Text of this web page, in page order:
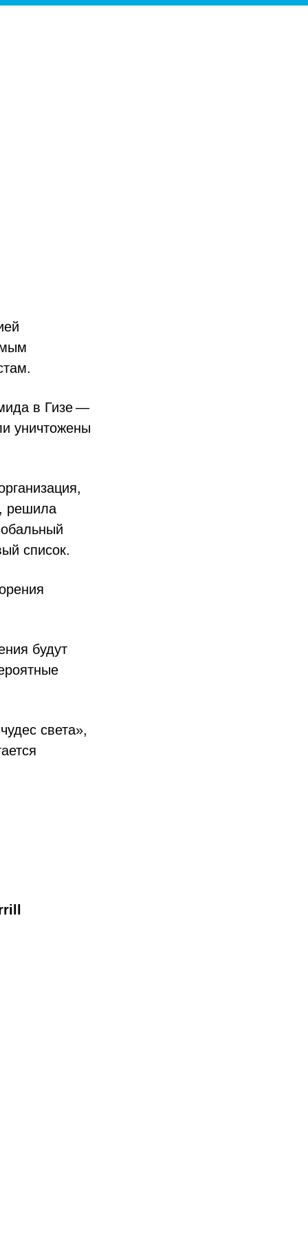
в Гизе —
уничтожены
решила
список.
будут
света»,